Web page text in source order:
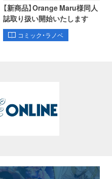
【新商品】Orange Maru様同人
誌取り扱い開始いたします
コミック・ラノベ